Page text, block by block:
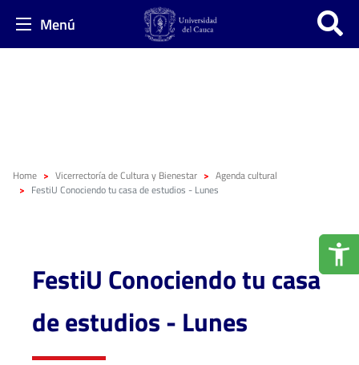
Menú
Home Vicerrectoría de Cultura y Bienestar
Agenda cultural
FestiU Conociendo tu casa de estudios - Lunes
FestiU Conociendo tu casa
de estudios - Lunes